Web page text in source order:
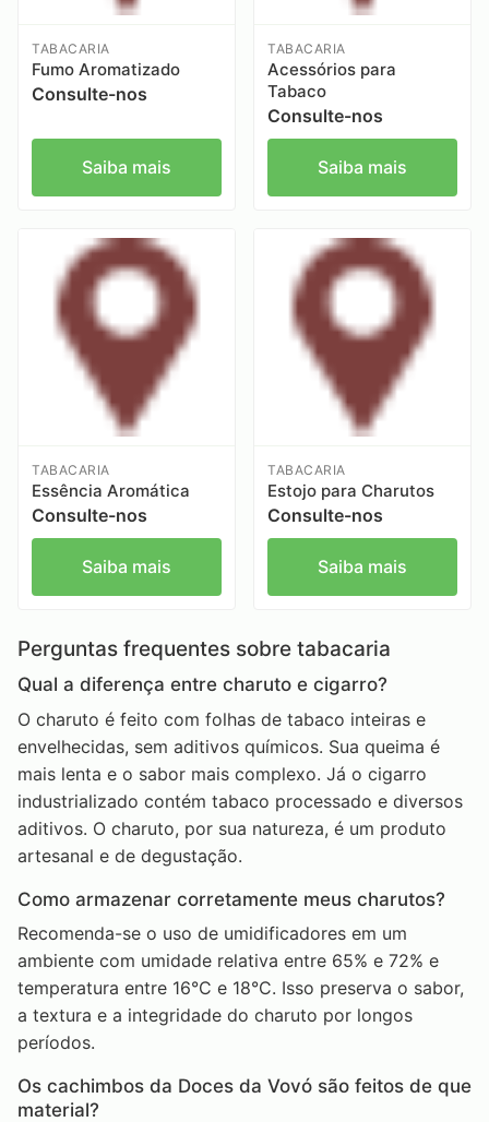
TABACARIA
Fumo Aromatizado
Consulte-nos
Saiba mais
TABACARIA
Acessórios para
Tabaco
Consulte-nos
Saiba mais
TABACARIA
Essência Aromática
Consulte-nos
Saiba mais
TABACARIA
Estojo para Charutos
Consulte-nos
Saiba mais
Perguntas frequentes sobre tabacaria
Qual a diferença entre charuto e cigarro?
O charuto é feito com folhas de tabaco inteiras e
envelhecidas, sem aditivos químicos. Sua queima é
mais lenta e o sabor mais complexo. Já o cigarro
industrializado contém tabaco processado e diversos
aditivos. O charuto, por sua natureza, é um produto
artesanal e de degustação.
Como armazenar corretamente meus charutos?
Recomenda-se o uso de umidificadores em um
ambiente com umidade relativa entre 65% e 72% e
temperatura entre 16°C e 18°C. Isso preserva o sabor,
a textura e a integridade do charuto por longos
períodos.
Os cachimbos da Doces da Vovó são feitos de que
material?